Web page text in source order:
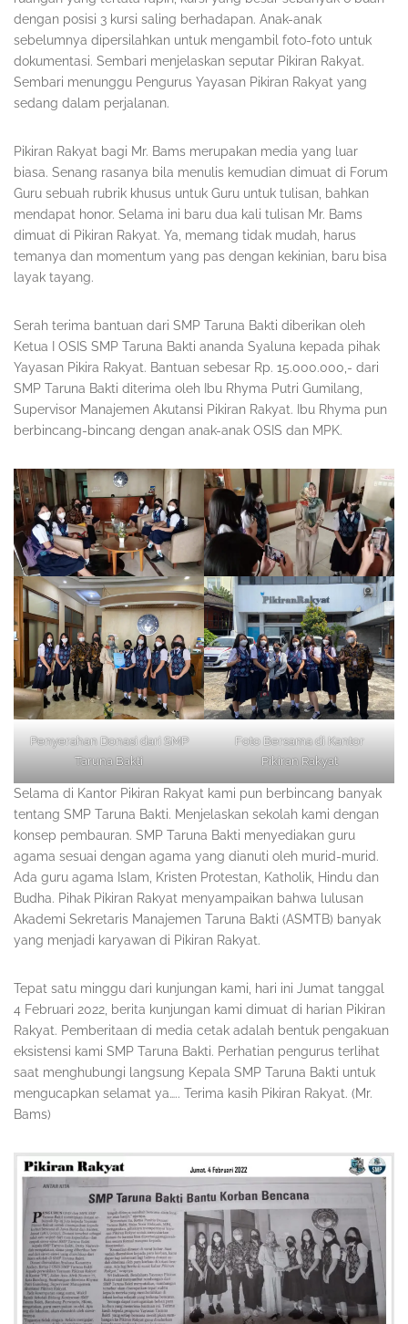
dengan posisi 3 kursi saling berhadapan. Anak-anak
sebelumnya dipersilahkan untuk mengambil foto-foto untuk
dokumentasi. Sembari menjelaskan seputar Pikiran Rakyat.
Sembari menunggu Pengurus Yayasan Pikiran Rakyat yang
sedang dalam perjalanan.
Pikiran Rakyat bagi Mr. Bams merupakan media yang luar
biasa. Senang rasanya bila menulis kemudian dimuat di Forum
Guru sebuah rubrik khusus untuk Guru untuk tulisan, bahkan
mendapat honor. Selama ini baru dua kali tulisan Mr. Bams
dimuat di Pikiran Rakyat. Ya, memang tidak mudah, harus
temanya dan momentum yang pas dengan kekinian, baru bisa
layak tayang.
Serah terima bantuan dari SMP Taruna Bakti diberikan oleh
Ketua I OSIS SMP Taruna Bakti ananda Syaluna kepada pihak
Yayasan Pikira Rakyat. Bantuan sebesar Rp. 15.000.000,- dari
SMP Taruna Bakti diterima oleh Ibu Rhyma Putri Gumilang,
Supervisor Manajemen Akutansi Pikiran Rakyat. Ibu Rhyma pun
berbincang-bincang dengan anak-anak OSIS dan MPK.
Penyerahan Donasi dari SMP
Taruna Bakti
Foto Bersama di Kantor
Pikiran Rakyat
Selama di Kantor Pikiran Rakyat kami pun berbincang banyak
tentang SMP Taruna Bakti. Menjelaskan sekolah kami dengan
konsep pembauran. SMP Taruna Bakti menyediakan guru
agama sesuai dengan agama yang dianuti oleh murid-murid.
Ada guru agama Islam, Kristen Protestan, Katholik, Hindu dan
Budha. Pihak Pikiran Rakyat menyampaikan bahwa lulusan
Akademi Sekretaris Manajemen Taruna Bakti (ASMTB) banyak
yang menjadi karyawan di Pikiran Rakyat.
Tepat satu minggu dari kunjungan kami, hari ini Jumat tanggal
4 Februari 2022, berita kunjungan kami dimuat di harian Pikiran
Rakyat. Pemberitaan di media cetak adalah bentuk pengakuan
eksistensi kami SMP Taruna Bakti. Perhatian pengurus terlihat
saat menghubungi langsung Kepala SMP Taruna Bakti untuk
mengucapkan selamat ya….. Terima kasih Pikiran Rakyat. (Mr.
Bams)